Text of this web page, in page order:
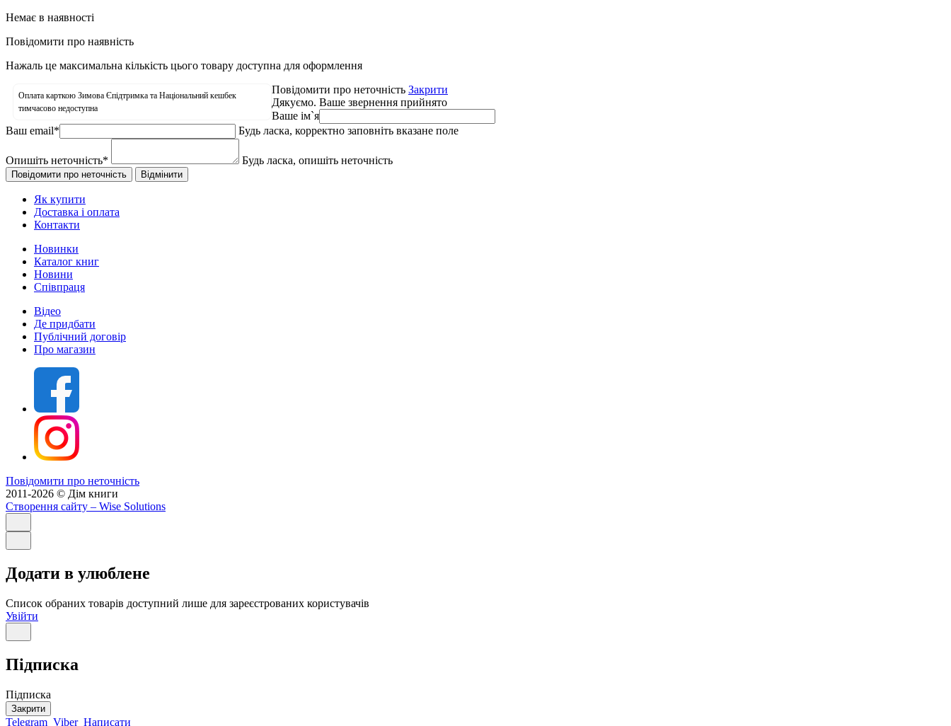
Немає в наявності
Повідомити про наявність
Нажаль це максимальна кількість цього товару доступна для оформлення
Оплата карткою Зимова Єпідтримка та Національний кешбек
тимчасово недоступна
Повідомити про неточність Закрити
Дякуємо. Ваше звернення прийнято
Ваше ім`я
Ваш email* Будь ласка, корректно заповніть вказане поле
Опишіть неточність* Будь ласка, опишіть неточність
Як купити
Доставка і оплата
Контакти
Новинки
Каталог книг
Новини
Співпраця
Відео
Де придбати
Публічний договір
Про магазин
Повідомити про неточність
2011-2026 © Дім книги
Створення сайту – Wise Solutions
Додати в улюблене
Список обраних товарів доступний лише для зареєстрованих користувачів
Увійти
Підписка
Підписка
Закрити
Telegram Viber Написати